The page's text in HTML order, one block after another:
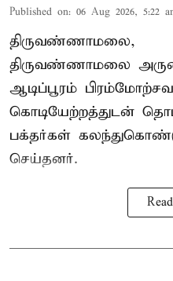
Published on: 06 Aug 2026, 5:22
திருவண்ணாமலை,
திருவண்ணாமலை
ஆடிப்பூரம்
கொடியேற்றத்துடன்
பக்தர்கள்
செய்தனர்.